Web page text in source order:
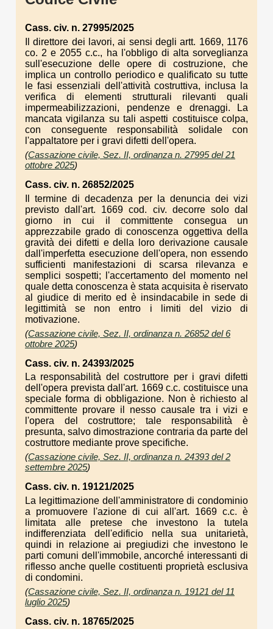
Cass. civ. n. 27995/2025
Il direttore dei lavori, ai sensi degli artt. 1669, 1176
co. 2 e 2055 c.c., ha l'obbligo di alta sorveglianza
sull'esecuzione delle opere di costruzione, che
implica un controllo periodico e qualificato su tutte
le fasi essenziali dell'attività costruttiva, inclusa la
verifica di elementi strutturali rilevanti quali
impermeabilizzazioni, pendenze e drenaggi. La
mancata vigilanza su tali aspetti costituisce colpa,
con conseguente responsabilità solidale con
l'appaltatore per i gravi difetti dell'opera.
(Cassazione civile, Sez. II, ordinanza n. 27995 del 21
ottobre 2025)
Cass. civ. n. 26852/2025
Il termine di decadenza per la denuncia dei vizi
previsto dall'art. 1669 cod. civ. decorre solo dal
giorno in cui il committente consegua un
apprezzabile grado di conoscenza oggettiva della
gravità dei difetti e della loro derivazione causale
dall'imperfetta esecuzione dell'opera, non essendo
sufficienti manifestazioni di scarsa rilevanza e
semplici sospetti; l'accertamento del momento nel
quale detta conoscenza è stata acquisita è riservato
al giudice di merito ed è insindacabile in sede di
legittimità se non entro i limiti del vizio di
motivazione.
(Cassazione civile, Sez. II, ordinanza n. 26852 del 6
ottobre 2025)
Cass. civ. n. 24393/2025
La responsabilità del costruttore per i gravi difetti
dell'opera prevista dall'art. 1669 c.c. costituisce una
speciale forma di obbligazione. Non è richiesto al
committente provare il nesso causale tra i vizi e
l'opera del costruttore; tale responsabilità è
presunta, salvo dimostrazione contraria da parte del
costruttore mediante prove specifiche.
(Cassazione civile, Sez. II, ordinanza n. 24393 del 2
settembre 2025)
Cass. civ. n. 19121/2025
La legittimazione dell'amministratore di condominio
a promuovere l'azione di cui all'art. 1669 c.c. è
limitata alle pretese che investono la tutela
indifferenziata dell'edificio nella sua unitarietà,
quindi in relazione ai pregiudizi che investono le
parti comuni dell'immobile, ancorché interessanti di
riflesso anche quelle costituenti proprietà esclusiva
di condomini.
(Cassazione civile, Sez. II, ordinanza n. 19121 del 11
luglio 2025)
Cass. civ. n. 18765/2025